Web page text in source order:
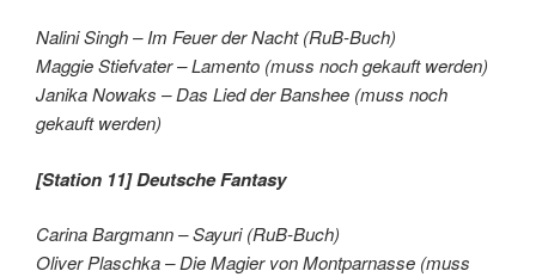
Nalini Singh – Im Feuer der Nacht (RuB-Buch)
Maggie Stiefvater – Lamento (muss noch gekauft werden)
Janika Nowaks – Das Lied der Banshee (muss noch
gekauft werden)
[Station 11] Deutsche Fantasy
Carina Bargmann – Sayuri (RuB-Buch)
Oliver Plaschka – Die Magier von Montparnasse (muss